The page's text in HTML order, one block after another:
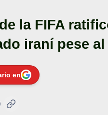
la FIFA
iraní pese
en